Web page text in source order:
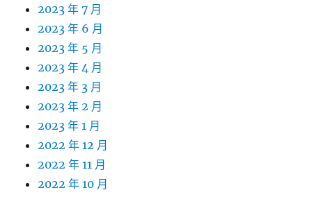
2023 年 7 月
2023 年 6 月
2023 年 5 月
2023 年 4 月
2023 年 3 月
2023 年 2 月
2023 年 1 月
2022 年 12 月
2022 年 11 月
2022 年 10 月